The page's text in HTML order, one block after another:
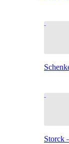
Storck